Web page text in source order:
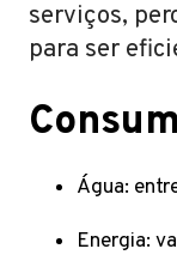
serviços,
para ser
Água:
Energia: